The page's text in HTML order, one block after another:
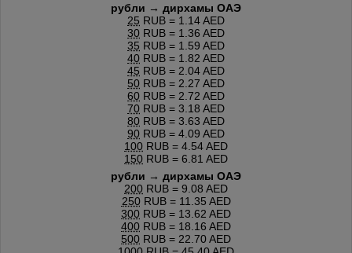
рубли → дирхамы ОАЭ
25 RUB = 1.14 AED
30 RUB = 1.36 AED
35 RUB = 1.59 AED
40 RUB = 1.82 AED
45 RUB = 2.04 AED
50 RUB = 2.27 AED
60 RUB = 2.72 AED
70 RUB = 3.18 AED
80 RUB = 3.63 AED
90 RUB = 4.09 AED
100 RUB = 4.54 AED
150 RUB = 6.81 AED
рубли → дирхамы ОАЭ
200 RUB = 9.08 AED
250RUB = 11.35 AED
300 RUB = 13.62 AED
400 RUB = 18.16 AED
500 RUB = 22.70 AED